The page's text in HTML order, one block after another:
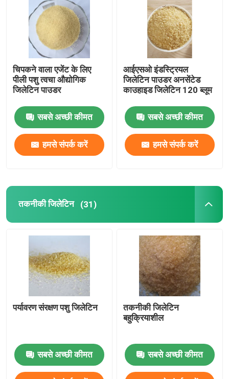
चिपकने वाला एजेंट के लिए
पीली पशु त्वचा औद्योगिक
जिलेटिन पाउडर
सबसे अच्छी कीमत
हमसे संपर्क करें
आईएसओ इंडस्ट्रियल
जिलेटिन पाउडर अनसेंटेड
काउहाइड जिलेटिन 120 ब्लूम
सबसे अच्छी कीमत
हमसे संपर्क करें
तकनीकी जिलेटिन (31)
पर्यावरण संरक्षण पशु जिलेटिन
सबसे अच्छी कीमत
तकनीकी जिलेटिन
बहुक्रियाशील
सबसे अच्छी कीमत